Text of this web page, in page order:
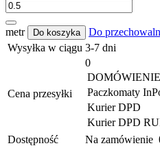
metr Do koszyka
Do
Wysyłka w ciągu 3-7 dni
Cena przesyłki
0
DOMÓWIENIE
Paczkomaty
Kurier DPD
Kurier DPD
Dostępność
Na zamówienie